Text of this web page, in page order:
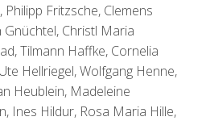
Fritzsche, Clemens
Christl Maria
Tilmann Haffke, Cornelia
Hellriegel, Wolfgang Henne,
Heublein, Madeleine
Ines Hildur, Rosa Maria Hille,